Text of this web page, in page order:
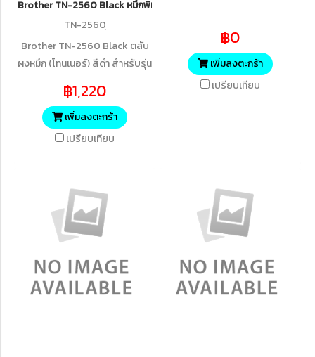
Brother TN-2560 Black หมึกพิมพ์เลเซอร์บราเดอร์ รับประกันศูนย์บริก
TN-2560ฺ
Brother TN-2560 Black ตลับ
ผงหมึก (โทนเนอร์) สีดำ สำหรับรุ่น
L2460DW/DCP-
L2640DW/MFC-
L2805DW/MFC-L2885DW
฿1,220
เพิ่มลงตะกร้า
เปรียบเทียบ
฿0
เพิ่มลงตะกร้า
เปรียบเทียบ